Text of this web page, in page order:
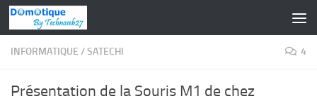
Skip to content
INFORMATIQUE /SATECHI 4
Présentation de la Souris M1 de chez